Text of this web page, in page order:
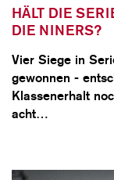
HÄLT DIE
DIE NINERS?
Vier Siege in
gewonnen -
Klassenerhalt
acht…